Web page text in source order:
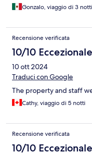
Gonzalo, viaggio di 3 notti
Recensione verificata
10/10 Eccezionale
10 ott 2024
Traduci con Google
The property and staff
Cathy, viaggio di 5 notti
Recensione verificata
10/10 Eccezionale